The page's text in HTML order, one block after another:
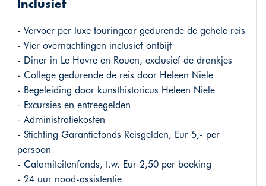
Inclusief
- Vervoer per luxe touringcar gedurende de gehele reis
- Vier overnachtingen inclusief ontbijt
- Diner in Le Havre en Rouen, exclusief de drankjes
- College gedurende de reis door Heleen Niele
- Begeleiding door kunsthistoricus Heleen Niele
- Excursies en entreegelden
- Administratiekosten
- Stichting Garantiefonds Reisgelden, Eur 5,- per
persoon
- Calamiteitenfonds, t.w. Eur 2,50 per boeking
- 24 uur nood-assistentie